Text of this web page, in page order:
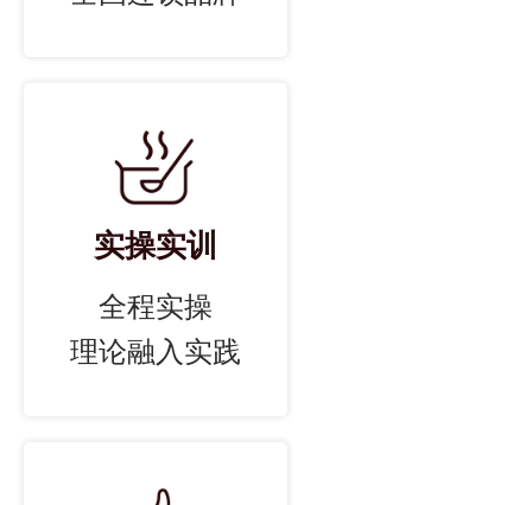
实操实训
全程实操
理论融入实践